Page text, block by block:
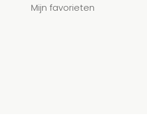
Mijn favorieten